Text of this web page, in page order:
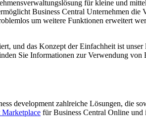
für kleine und
Business Central Unternehmen
um weitere Funktionen erweitert
und das Konzept der Einfachheit ist
Sie Informationen zur Verwendung von
development zahlreiche Lösungen, die
für Business Central Online und